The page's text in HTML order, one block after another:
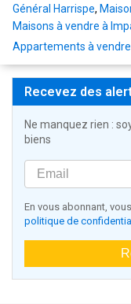
Général Harrispe,
Maisons à vendre à
Appartements à
Recevez des
Ne manquez rien :
biens
En vous abonnant,
politique de